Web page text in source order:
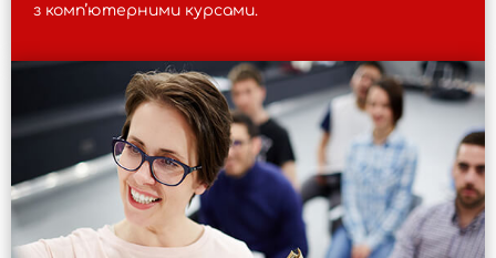
з комп’ютерними курсами.